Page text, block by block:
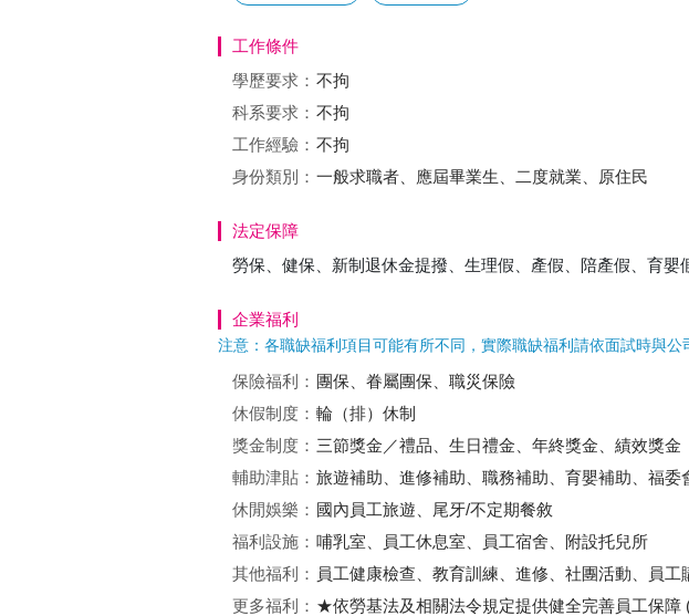
工作條件
學歷要求： 不拘
科系要求： 不拘
工作經驗： 不拘
身份類別： 一般求職者、應屆畢業生、二度就業、原住民
法定保障
勞保、健保、新制退休金提撥、生理假、產假、陪產假、育嬰
企業福利
注意：各職缺福利項目可能有所不同，實際職缺福利請依面試時與公
保險福利： 團保、眷屬團保、職災保險
休假制度： 輪（排）休制
獎金制度： 三節獎金／禮品、生日禮金、年終獎金、績效獎金
輔助津貼： 旅遊補助、進修補助、職務補助、育嬰補助、福
休閒娛樂： 國內員工旅遊、尾牙/不定期餐敘
福利設施： 哺乳室、員工休息室、員工宿舍、附設托兒所
其他福利： 員工健康檢查、教育訓練、進修、社團活動、員工
更多福利： ★依勞基法及相關法令規定提供健全完善員工保障